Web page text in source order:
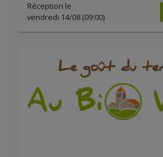
Réception le
vendredi 14/08 (09:00)